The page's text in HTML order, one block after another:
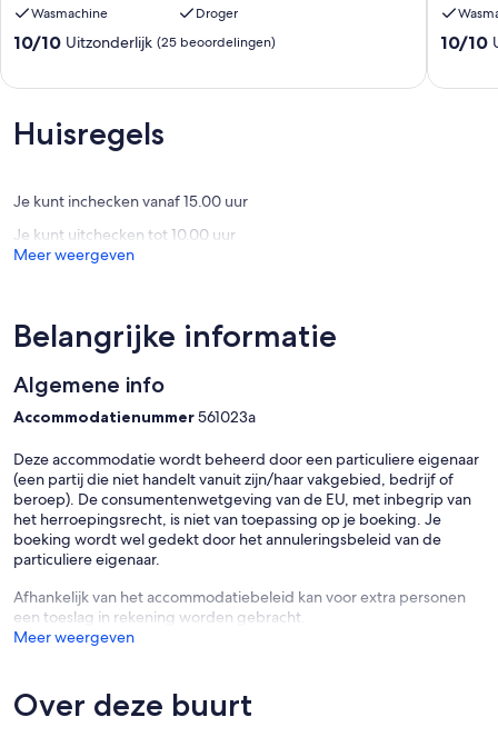
zwembad
en
uitzicht
Wasmachine
Droger
10.0
(25
beoordelingen)
10/10 Uitzonderlijk (25 beoordelingen)
-10.0
10/10
Huisregels
Je kunt inchecken vanaf 15.00 uur
Je kunt uitchecken tot 10.00 uur
Meer weergeven
Belangrijke informatie
Algemene info
Accommodatienummer561023a
Deze accommodatie wordt beheerd door een particuliere eigenaar
(een partij die niet handelt vanuit zijn/haar vakgebied, bedrijf of
beroep). De consumentenwetgeving van de EU, met inbegrip van
het herroepingsrecht, is niet van toepassing op je boeking. Je
boeking wordt wel gedekt door het annuleringsbeleid van de
particuliere eigenaar.
Afhankelijk van het accommodatiebeleid kan voor extra personen
een toeslag in rekening worden gebracht.
Meer weergeven
Over deze buurt